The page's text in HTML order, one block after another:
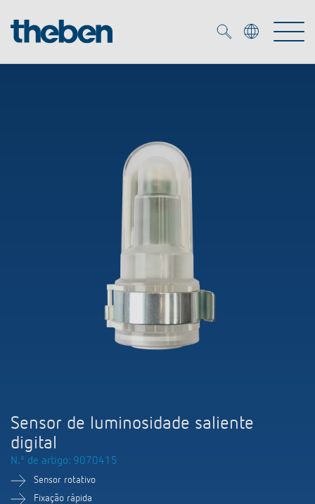
Detetores de presença e movimentos
Controlo da hora e da luz
Acessórios
Biblioteca de mídia
Seminários técnicos
Sistema de casa inteligente LUXORliving
Projetores de LED
Comutação e regulação de LEDs
Informações atuais
Design
Linha direta
Como chegar
Distribuicao global
Pesquisador de produtos
LUXORliving
Sensor de luminosidade saliente
digital
N.º de artigo: 9070415
Sensor rotativo
Fixação rápida